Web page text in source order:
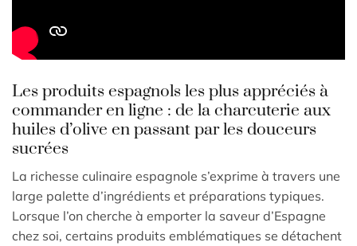
Les produits espagnols les plus appréciés à
commander en ligne : de la charcuterie aux
huiles d’olive en passant par les douceurs
sucrées
La richesse culinaire espagnole s’exprime à travers une
large palette d’ingrédients et préparations typiques.
Lorsque l’on cherche à emporter la saveur d’Espagne
chez soi, certains produits emblématiques se détachent